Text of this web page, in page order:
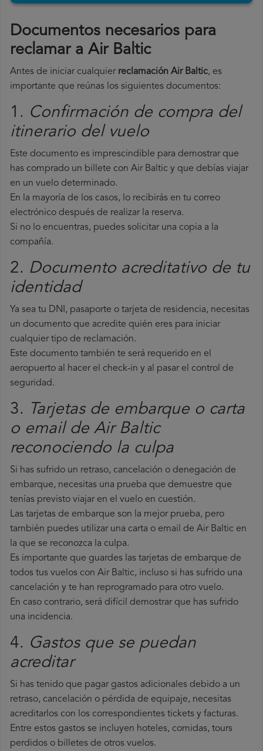
Documentos necesarios para
reclamar a Air Baltic
Antes de iniciar cualquier reclamación Air Baltic, es
importante que reúnas los siguientes documentos:
1. Confirmación de compra del
itinerario del vuelo
Este documento es imprescindible para demostrar que
has comprado un billete con Air Baltic y que debías viajar
en un vuelo determinado.
En la mayoría de los casos, lo recibirás en tu correo
electrónico después de realizar la reserva.
Si no lo encuentras, puedes solicitar una copia a la
compañía.
2. Documento acreditativo de tu
identidad
Ya sea tu DNI, pasaporte o tarjeta de residencia, necesitas
un documento que acredite quién eres para iniciar
cualquier tipo de reclamación.
Este documento también te será requerido en el
aeropuerto al hacer el check-in y al pasar el control de
seguridad.
3.
Tarjetas de embarque o carta
o email de Air Baltic
reconociendo la culpa
Si has sufrido un retraso, cancelación o denegación de
embarque, necesitas una prueba que demuestre que
tenías previsto viajar en el vuelo en cuestión.
Las tarjetas de embarque son la mejor prueba, pero
también puedes utilizar una carta o email de Air Baltic en
la que se reconozca la culpa.
Es importante que guardes las tarjetas de embarque de
todos tus vuelos con Air Baltic, incluso si has sufrido una
cancelación y te han reprogramado para otro vuelo.
En caso contrario, será difícil demostrar que has sufrido
una incidencia.
4. Gastos que se puedan
acreditar
Si has tenido que pagar gastos adicionales debido a un
retraso, cancelación o pérdida de equipaje, necesitas
acreditarlos con los correspondientes tickets y facturas.
Entre estos gastos se incluyen hoteles, comidas, tours
perdidos o billetes de otros vuelos.